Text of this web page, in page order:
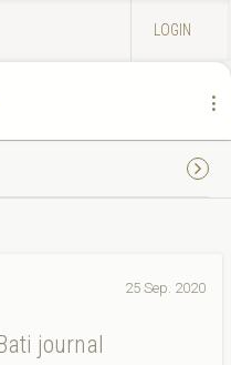
LOGIN
25 Sep. 2020
journal